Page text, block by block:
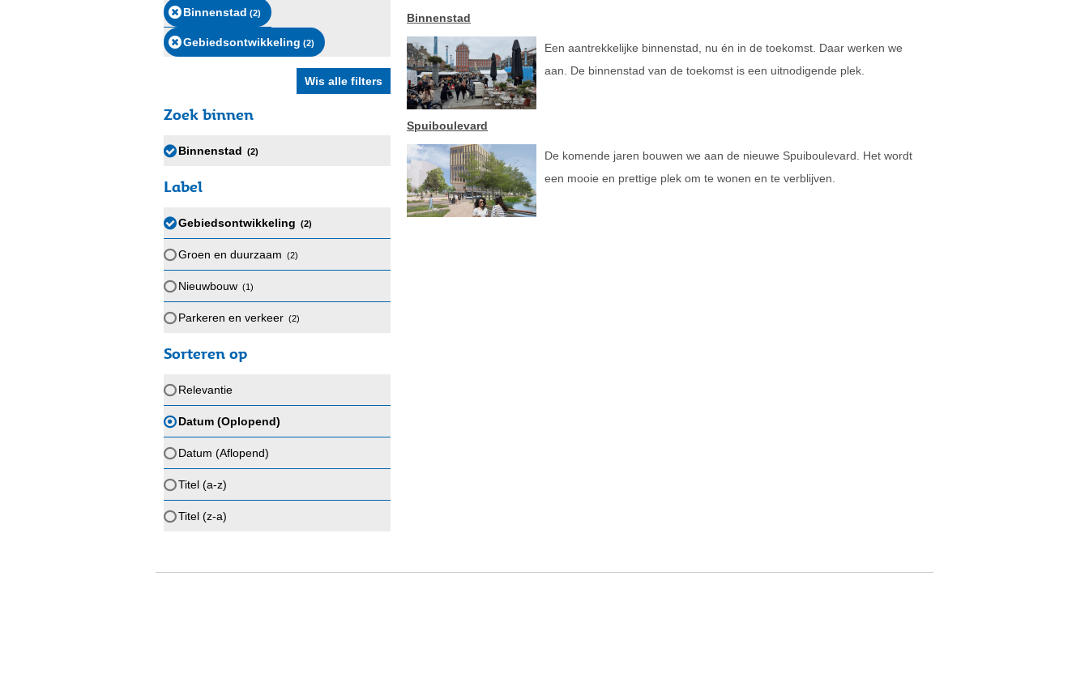
Binnenstad
Een aantrekkelijke binnenstad, nu én in de toekomst. Daar werken we
aan. De binnenstad van de toekomst is een uitnodigende plek.
Spuiboulevard
De komende jaren bouwen we aan de nieuwe Spuiboulevard. Het wordt
een mooie en prettige plek om te wonen en te verblijven.
Binnenstad (2)
Gebiedsontwikkeling (2)
Zoek binnen
Binnenstad (2)
Label
Gebiedsontwikkeling (2)
Groen en duurzaam (2)
Nieuwbouw (1)
Parkeren en verkeer (2)
Sorteren op
Relevantie
Datum (Oplopend)
Datum (Aflopend)
Titel (a-z)
Titel (z-a)